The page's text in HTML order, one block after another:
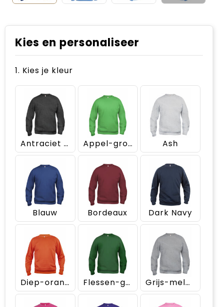
Kies en personaliseer
1. Kies je kleur
Antraciet Melange Appel-groen Ash
Blauw Bordeaux Dark Navy
Diep-oranje Flessen-groen Grijs-melange